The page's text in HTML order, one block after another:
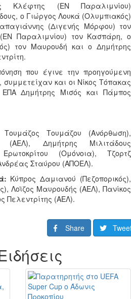
(ΕΝ Παραλιμνίου)
ο Γιώργος Λουκά (Ολυμπιακός)
(Διγενής Μόρφου) τον
Παραλιμνίου) τον Κασπάρη, ο
τον Μαυρουδή και ο Δημήτρης
που έγινε την προηγούμενη
συμμετείχαν και οι Νίκος Τόπακας
Δημήτρης Μισός και Πάμπος
Τουμάζος Τουμάζου (Ανόρθωση),
(ΑΕΛ), Δημήτρης Μιλιτάδους
(Ομόνοια), Τζορτζ
Σταύρου (ΑΠΟΕΛ).
Κύπρος Δαμιανού (Πεζοπορικός),
Λοϊζος Μαυρουδής (ΑΕΛ), Πανίκος
Πελεντρίτης (ΑΕΛ).
Share